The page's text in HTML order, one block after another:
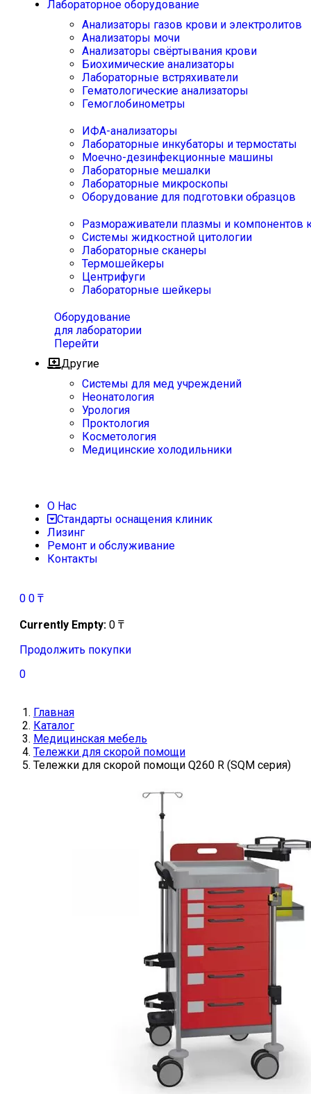
Лабораторное оборудование
Анализаторы газов крови и электролитов
Анализаторы мочи
Анализаторы свёртывания крови
Биохимические анализаторы
Лабораторные встряхиватели
Гематологические анализаторы
Гемоглобинометры
ИФА-анализаторы
Лабораторные инкубаторы и термостаты
Моечно-дезинфекционные машины
Лабораторные мешалки
Лабораторные микроскопы
Оборудование для подготовки образцов
Размораживатели плазмы и компонентов
Системы жидкостной цитологии
Лабораторные сканеры
Термошейкеры
Центрифуги
Лабораторные шейкеры
Оборудование
для лаборатории
Перейти
Другие
Системы для мед учреждений
Неонатология
Урология
Проктология
Косметология
Медицинские холодильники
О Нас
Стандарты оснащения клиник
Лизинг
Ремонт и обслуживание
Контакты
0 0 ₸
Currently Empty: 0 ₸
Продолжить покупки
0
Главная
Каталог
Медицинская мебель
Тележки для скорой помощи
Тележки для скорой помощи Q260 R (SQM серия)